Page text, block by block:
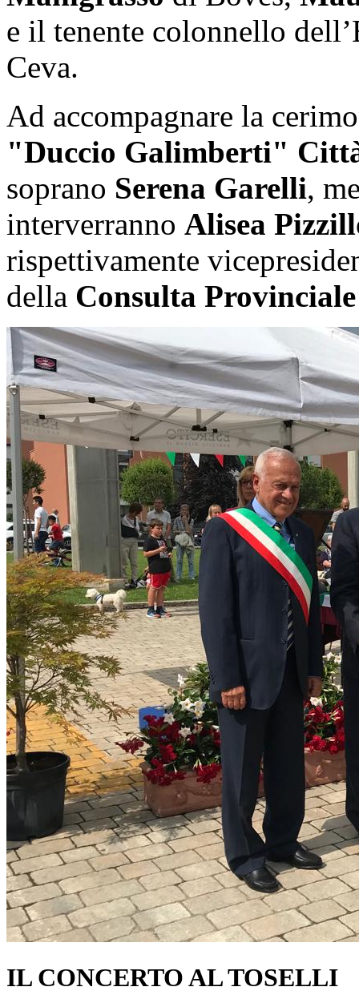
e il tenente colonnello
Ceva.
Ad accompagnare la
"Duccio Galimberti"
soprano Serena Garelli,
interverranno Alisea
rispettivamente
della Consulta
IL CONCERTO AL TOSELLI